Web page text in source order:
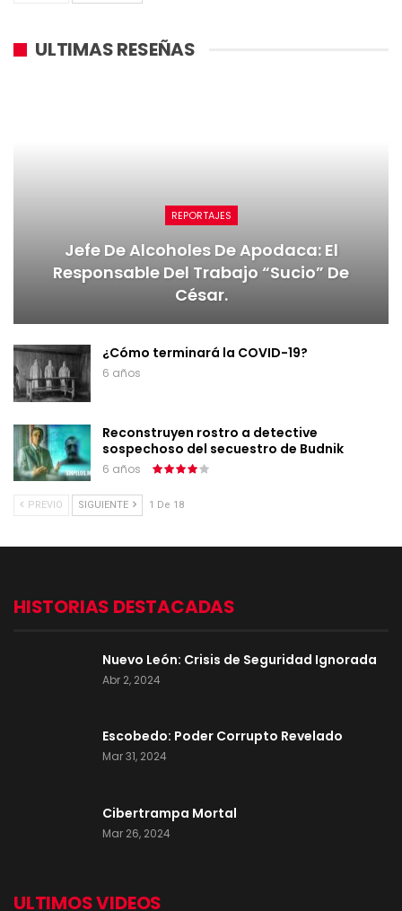
ULTIMAS RESEÑAS
REPORTAJES
Jefe De Alcoholes De Apodaca: El
Responsable Del Trabajo “sucio” De
César.
¿Cómo terminará la COVID-19?
6 años
Reconstruyen rostro a detective
sospechoso del secuestro de Budnik
6 años
PREVIO SIGUIENTE 1 De 18
HISTORIAS DESTACADAS
Nuevo León: Crisis de Seguridad Ignorada
Abr 2, 2024
Escobedo: Poder Corrupto Revelado
Mar 31, 2024
Cibertrampa Mortal
Mar 26, 2024
ULTIMOS VIDEOS